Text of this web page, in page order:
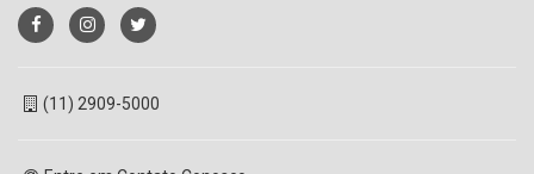
(11) 2909-5000